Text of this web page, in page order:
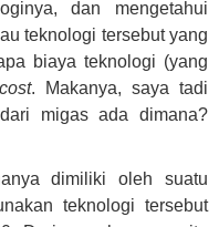
dan mengetahui
teknologi tersebut yang
biaya teknologi (yang
. Makanya, saya tadi
migas ada dimana?
dimiliki oleh suatu
teknologi tersebut